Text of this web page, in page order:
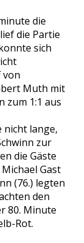
die
die Partie
sich
von
Muth mit
zum 1:1 aus
nicht lange,
zur
die Gäste
Gast
(76.) legten
den
80. Minute
Rot.